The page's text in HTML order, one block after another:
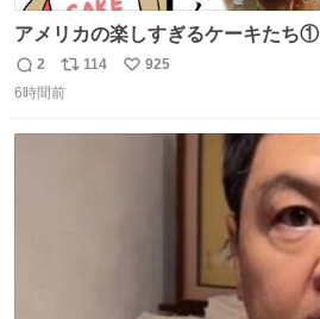
アメリカの楽しすぎるケーキたち①
返
信
2
リ
ポ
114
い
925
6時間前